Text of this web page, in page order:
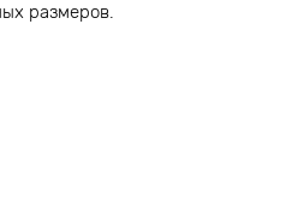
размеров.